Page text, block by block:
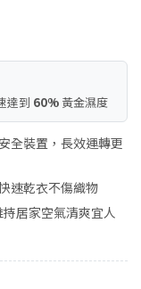
達到 60% 黃金濕度
全裝置，長效運轉更
速乾衣不傷織物
居家空氣清爽宜人